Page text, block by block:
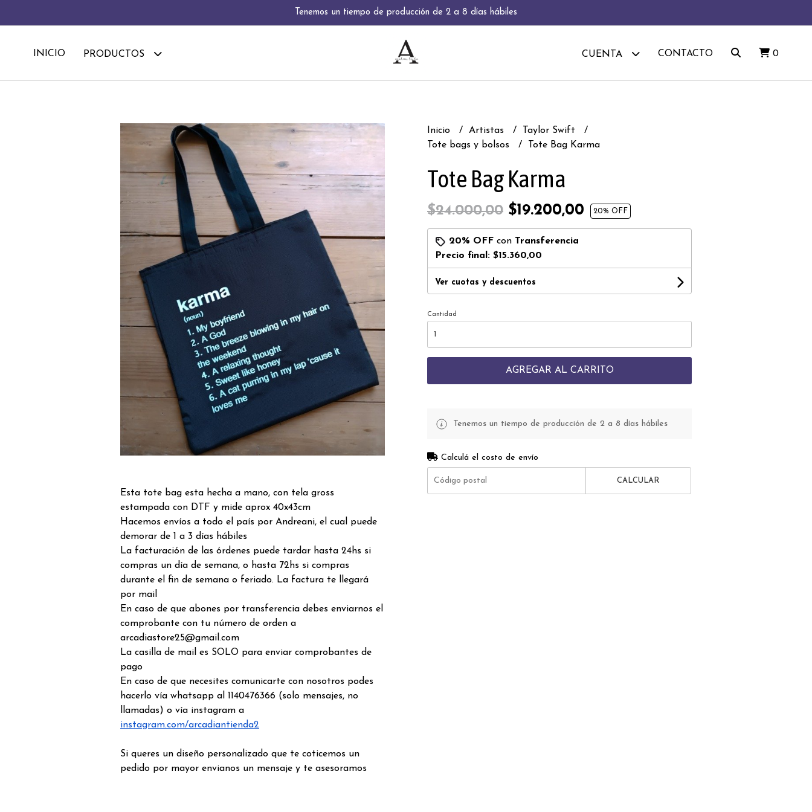
Tenemos un tiempo de producción de 2 a 8 días hábiles
INICIO PRODUCTOS CUENTA CONTACTO 0
Esta tote bag esta hecha a mano, con tela gross
estampada con DTF y mide aprox 40x43cm
Hacemos envíos a todo el país por Andreani, el cual puede
demorar de 1 a 3 días hábiles
La facturación de las órdenes puede tardar hasta 24hs si
compras un día de semana, o hasta 72hs si compras
durante el fin de semana o feriado. La factura te llegará
por mail
En caso de que abones por transferencia debes enviarnos el
comprobante con tu número de orden a
arcadiastore25@gmail.com
La casilla de mail es SOLO para enviar comprobantes de
pago
En caso de que necesites comunicarte con nosotros podes
hacerlo vía whatsapp al 1140476366 (solo mensajes, no
llamadas) o vía instagram a
instagram.com/arcadiantienda2
Si queres un diseño personalizado que te coticemos un
pedido por mayor envianos un mensaje y te asesoramos
Inicio Artistas
Taylor Swift
Tote bags y bolsos
Tote Bag Karma
Tote Bag Karma
$24.000,00 $19.200,00 20% OFF
20% OFF con Transferencia
Precio final: $15.360,00
Ver cuotas y descuentos
Cantidad
AGREGAR AL CARRITO
Tenemos un tiempo de producción de 2 a 8 días hábiles
Calculá el costo de envío
CALCULAR